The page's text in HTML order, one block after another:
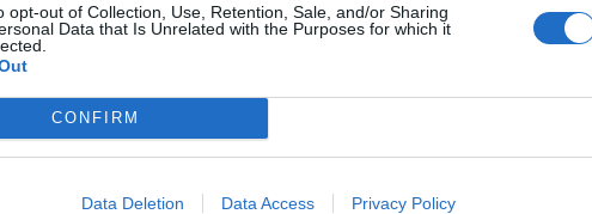
opt-out of Collection, Use, Retention, Sale, and/or Sharing
Data that Is Unrelated with the Purposes for which it
CONFIRM
Data Deletion Data Access Privacy Policy
sytuacja przewidywana jest lokalnie na południu, ale nawet tam nie
o pełnym bezpieczeństwie.
SPRZYJAJĄ POŻAROM
prosty i jednocześnie bardzo groźny. Sucha ściółka leśna w połączeniu z